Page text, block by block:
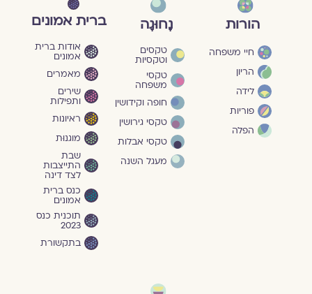
הורות
חיי משפחה
הריון
לידה
פוריות
הפלה
נָחוּגָה
טקסים
וטקסיות
טקסי
משפחה
חופה וקידושין
טקסי גירושין
טקסי אבלות
מעגל השנה
ברית אמונים
אודות ברית
אמונים
מאמרים
שירים
ותפילות
ראיונות
מוגנוּת
שבת
התייצבות
לצד דינה
כנס ברית
אמונים
תוכנית כנס
2023
בתקשורת